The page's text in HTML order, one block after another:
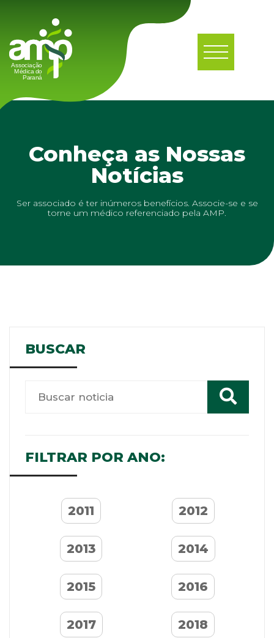
Conheça as Nossas
Notícias
Ser associado é ter inúmeros benefícios. Associe-se e se
torne um médico referenciado pela AMP.
BUSCAR
FILTRAR POR ANO:
2011 2012
2013 2014
2015 2016
2017 2018